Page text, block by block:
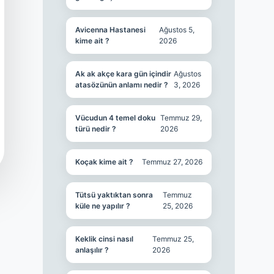
Avicenna Hastanesi
kime ait ?
Ağustos 5,
2026
Ak ak akçe kara gün içindir
atasözünün anlamı nedir ?
Ağustos
3, 2026
Vücudun 4 temel doku
türü nedir ?
Temmuz 29,
2026
Koçak kime ait ? Temmuz 27, 2026
Tütsü yaktıktan sonra
küle ne yapılır ?
Temmuz
25, 2026
Keklik cinsi nasıl
anlaşılır ?
Temmuz 25,
2026